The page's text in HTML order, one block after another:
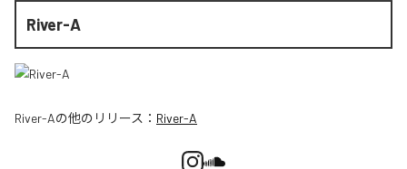
River-A
River-Aの他のリリース： River-A